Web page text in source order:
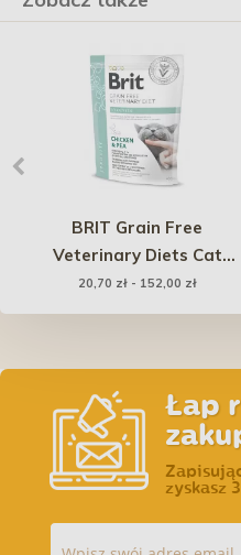
BRIT Grain Free
Veterinary Diets Cat
Struvite
20,70 zł - 152,00 zł
Łap
zyskasz